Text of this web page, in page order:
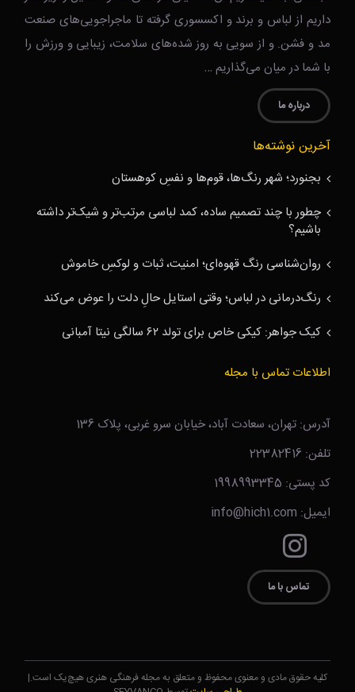
داریم از لباس و برند و اکسسوری گرفته تا ماجراجویی‌های صنعت
مد و فشن. و از سویی به روز شده‌های سلامت، زیبایی و ورزش را
با شما در میان می‌گذاریم …
درباره ما
آخرین نوشته‌ها
بجنورد؛ شهر رنگ‌ها، قوم‌ها و نفسِ کوهستان
چطور با چند تصمیم ساده، کمد لباسی مرتب‌تر و شیک‌تر داشته
باشیم؟
روان‌شناسی رنگ قهوه‌ای؛ امنیت، ثبات و لوکسِ خاموش
رنگ‌درمانی در لباس؛ وقتی استایل حالِ دلت را عوض می‌کند
کیک جواهر: کیکی خاص برای تولد ۶۲ سالگی نیتا آمبانی
اطلاعات تماس با مجله
آدرس: تهران، سعادت آباد، خیابان سرو غربی، پلاک 136
تلفن: 22382416
کد پستی: 1998993345
ایمیل: info@hich1.com
تماس با ما
کلیه حقوق مادی و معنوی محفوظ و متعلق به مجله فرهنگی هنری هیچ‌یک است.|